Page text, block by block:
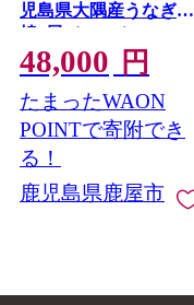
児島県大隅産うなぎ蒲
焼8尾（1.2kg）
48,000 円
たまったWAON
POINTで寄附でき
る！
鹿児島県鹿屋市